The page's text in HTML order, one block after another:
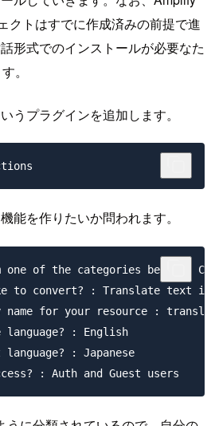
クトはすでに作成済みの前提で進
形式でのインストールが必要なた
。
うプラグインを追加します。
能を作りたいか問われます。
one of the categories below :
to convert? : Translate text
for your resource :
language? : English
: Japanese